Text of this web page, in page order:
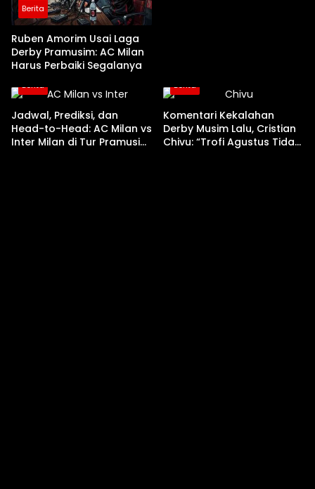
Berita
Ruben Amorim Usai Laga
Derby Pramusim: AC Milan
Harus Perbaiki Segalanya
Berita
Jadwal, Prediksi, dan
Head-to-Head: AC Milan vs
Inter Milan di Tur Pramusim
Berita
Komentari Kekalahan
Derby Musim Lalu, Cristian
Chivu: “Trofi Agustus Tidak